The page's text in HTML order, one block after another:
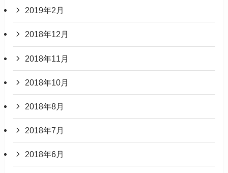
2019年2月
2018年12月
2018年11月
2018年10月
2018年8月
2018年7月
2018年6月